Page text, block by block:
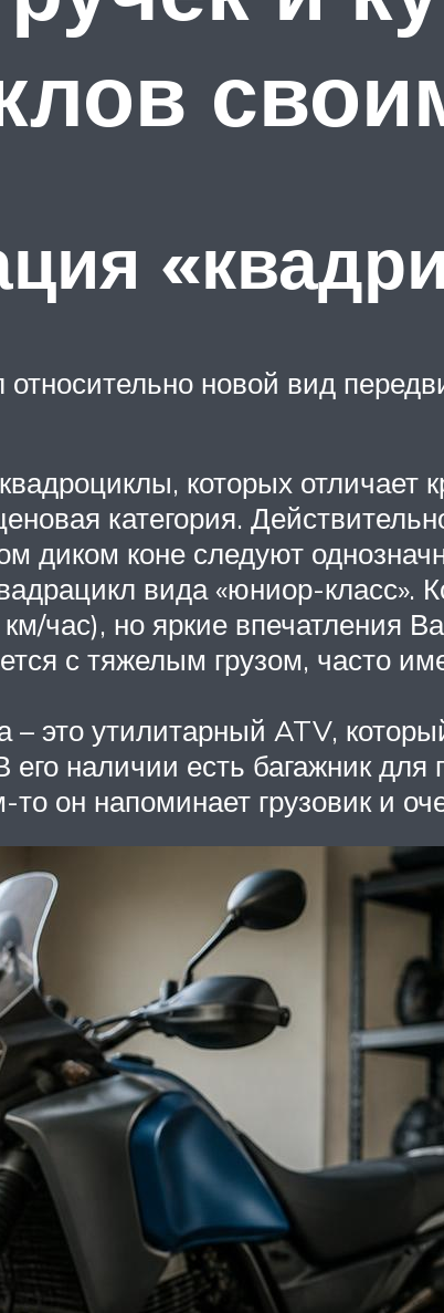
новой вид
которых отличает
категория.
диком коне следуют
вида «юниор-класс».
час), но яркие впечатления
с тяжелым грузом, часто
это утилитарный ATV,
его наличии есть багажник
он напоминает грузовик и